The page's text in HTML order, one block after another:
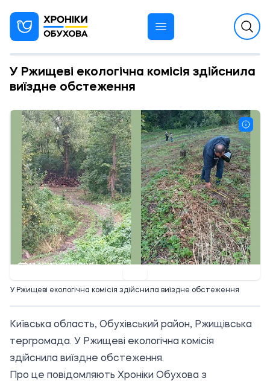
У Ржищеві екологічна комісія здійснила
виїздне обстеження
11:16 13.09.2022
У Ржищеві екологічна комісія здійснила виїздне обстеження
Київська область, Обухівський район, Ржищівська
тергромада. У Ржищеві екологічна комісія
здійснила виїздне обстеження.
Про це повідомляють Хроніки Обухова з